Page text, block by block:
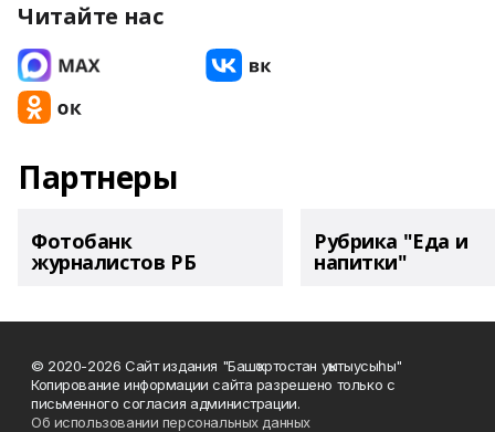
Читайте нас
Партнеры
Фотобанк
журналистов РБ
Рубрика "Еда и
напитки"
© 2020-2026 Сайт издания "Башҡортостан уҡытыусыһы"
Копирование информации сайта разрешено только с
письменного согласия администрации.
Об использовании персональных данных